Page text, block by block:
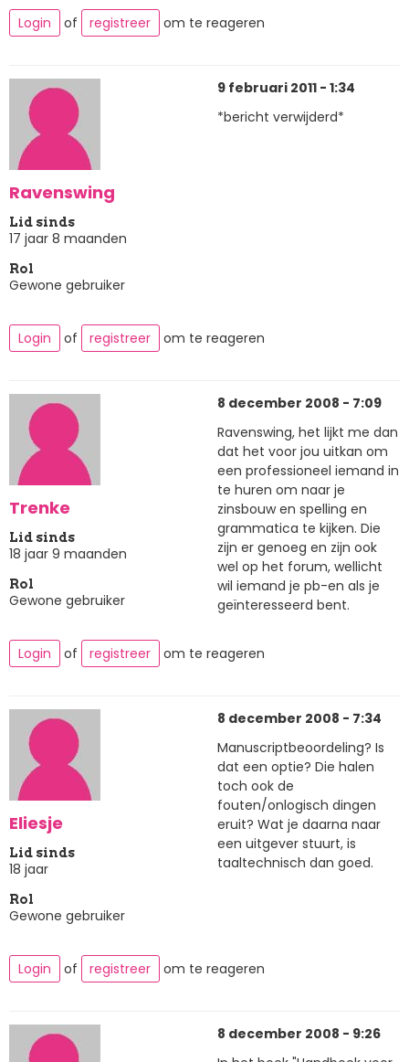
Login
of registreer om te reageren
Ravenswing
Lid sinds
17 jaar 8 maanden
Rol
Gewone gebruiker
9 februari 2011 - 1:34
*bericht verwijderd*
Login of registreer om te reageren
Trenke
Lid sinds
18 jaar 9 maanden
Rol
Gewone gebruiker
8 december 2008 - 7:09
Ravenswing, het lijkt me dan
dat het voor jou uitkan om
een professioneel iemand in
te huren om naar je
zinsbouw en spelling en
grammatica te kijken. Die
zijn er genoeg en zijn ook
wel op het forum, wellicht
wil iemand je pb-en als je
geïnteresseerd bent.
Login of registreer om te reageren
Eliesje
Lid sinds
18 jaar
Rol
Gewone gebruiker
8 december 2008 - 7:34
Manuscriptbeoordeling? Is
dat een optie? Die halen
toch ook de
fouten/onlogisch dingen
eruit? Wat je daarna naar
een uitgever stuurt, is
taaltechnisch dan goed.
Login of registreer om te reageren
8 december 2008 - 9:26